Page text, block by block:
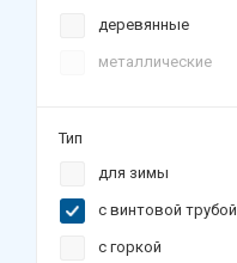
деревянные
металлические
Тип
для зимы
с винтовой трубой
с горкой